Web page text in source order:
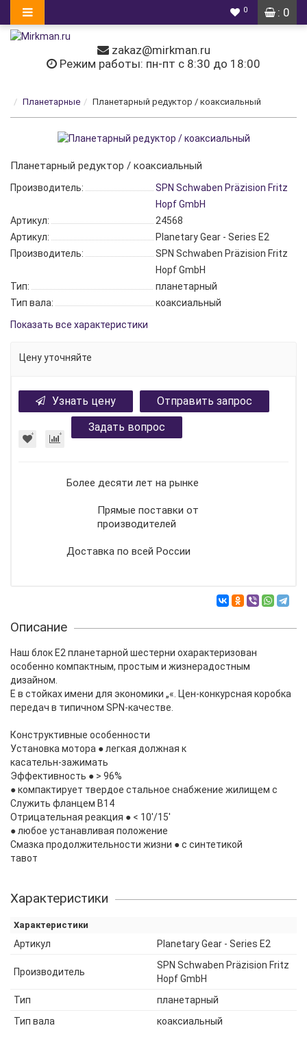
: 0
0
zakaz@mirkman.ru
Режим работы: пн-пт с 8:30 до 18:00
Планетарные Планетарный редуктор / коаксиальный
Планетарный редуктор / коаксиальный
Производитель:
SPN Schwaben Präzision Fritz
Hopf GmbH
Артикул:
24568
Артикул:
Planetary Gear - Series E2
Производитель:
SPN Schwaben Präzision Fritz
Hopf GmbH
Тип:
планетарный
Тип вала:
коаксиальный
Показать все характеристики
Цену уточняйте
Узнать цену
Отправить запрос
Задать вопрос
Более десяти лет на рынке
Прямые поставки от
производителей
Доставка по всей России
Описание
Наш блок E2 планетарной шестерни охарактеризован
особенно компактным, простым и жизнерадостным
дизайном.
E в стойках имени для экономики „«. Цен-конкурсная коробка
передач в типичном SPN-качестве.
Конструктивные особенности
Установка мотора ● легкая должная к
касательн-зажимать
Эффективность ● > 96%
● компактирует твердое стальное снабжение жилищем с
Служить фланцем B14
Отрицательная реакция ● < 10'/15'
● любое устанавливая положение
Смазка продолжительности жизни ● с синтетикой
тавот
Характеристики
Характеристики
Артикул Planetary Gear - Series E2
Производитель
SPN Schwaben Präzision Fritz
Hopf GmbH
Тип
планетарный
Тип вала
коаксиальный